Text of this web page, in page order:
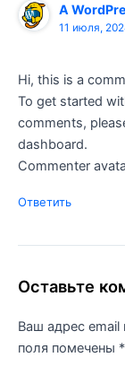
A
11 июля,
Hi, this is a
To get started
comments,
dashboard.
Commenter
Ответить
Оставьте
Ваш адрес email
поля помечены *